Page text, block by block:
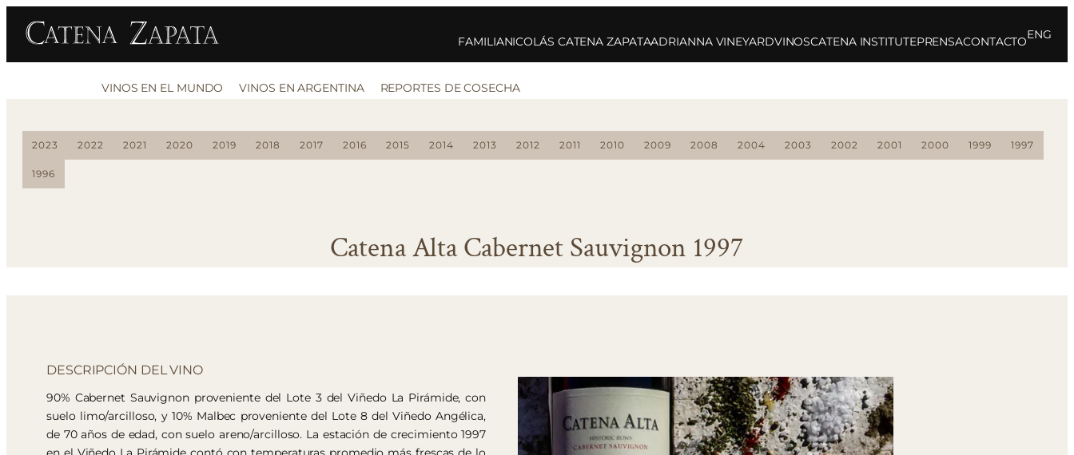
FAMILIANICOLÁS CATENA ZAPATAADRIANNA VINEYARDVINOSCATENA INSTITUTEPRENSACONTACTO
ENG
VINOS EN EL MUNDO VINOS EN ARGENTINA REPORTES DE COSECHA
2023 2022 2021 2020 2019 2018 2017 2016 2015 2014 2013 2012 2011 2010 2009 2008 2004 2003 2002 2001 2000 1999 1997
1996
Catena Alta Cabernet Sauvignon 1997
DESCRIPCIÓN DEL VINO
90% Cabernet Sauvignon proveniente del Lote 3 del Viñedo La Pirámide, con
suelo limo/arcilloso, y 10% Malbec proveniente del Lote 8 del Viñedo Angélica,
de 70 años de edad, con suelo areno/arcilloso. La estación de crecimiento 1997